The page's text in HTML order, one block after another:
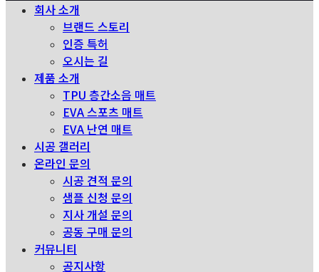
회사 소개
브랜드 스토리
인증 특허
오시는 길
제품 소개
TPU 층간소음 매트
EVA 스포츠 매트
EVA 난연 매트
시공 갤러리
온라인 문의
시공 견적 문의
샘플 신청 문의
지사 개설 문의
공동 구매 문의
커뮤니티
공지사항